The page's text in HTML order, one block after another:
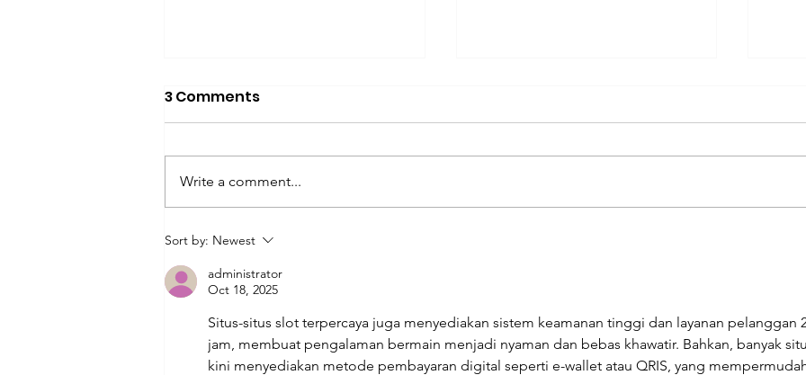
Optimasi Energi Boiler
Uap Industri
menggunakan Indikator
3 Comments
Write a comment...
Sort by: Newest
administrator
Oct 18, 2025
Situs-situs slot terpercaya juga menyediakan sistem keamanan tinggi dan layanan pelanggan
jam, membuat pengalaman bermain menjadi nyaman dan bebas khawatir. Bahkan, banyak
kini menyediakan metode pembayaran digital seperti e-wallet atau QRIS, yang